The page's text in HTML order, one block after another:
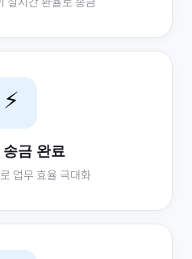
⚡
금 완료
업무 효율 극대화